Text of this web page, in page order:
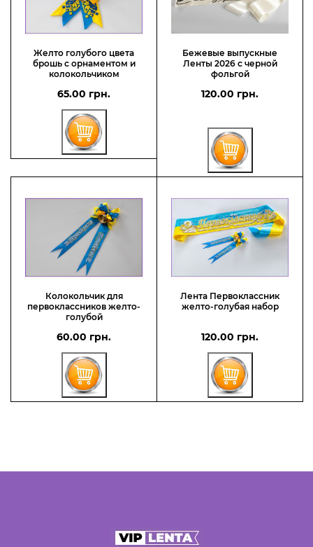
Желто голубого цвета
брошь с орнаментом и
колокольчиком
65.00 грн.
Бежевые выпускные
Ленты 2026 с черной
фольгой
120.00 грн.
Колокольчик для
первоклассников желто-
голубой
60.00 грн.
Лента Первоклассник
желто-голубая набор
120.00 грн.